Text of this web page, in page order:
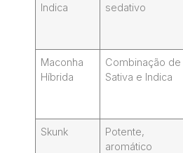
Indica
sedativo
Maconha
Híbrida
Combinação de
Sativa e Indica
Skunk
Potente,
aromático